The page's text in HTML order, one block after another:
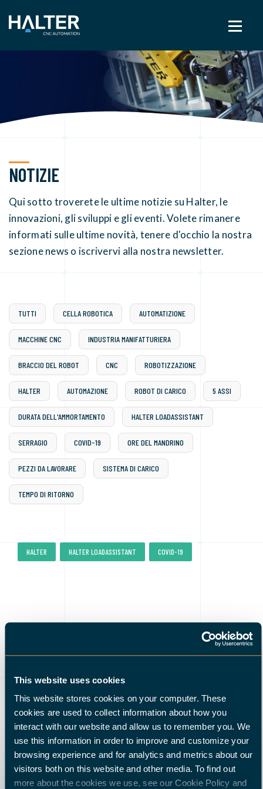
This website uses cookies
This website stores cookies on your computer. These
cookies are used to collect information about how you
interact with our website and allow us to remember you. We
use this information in order to improve and customize your
browsing experience and for analytics and metrics about our
visitors both on this website and other media. To find out
more about the cookies we use, see our Cookie Policy and
NOTIZIE
Qui sotto troverete le ultime notizie su Halter, le
innovazioni, gli sviluppi e gli eventi. Volete rimanere
informati sulle ultime novità, tenere d'occhio la nostra
sezione news o iscrivervi alla nostra newsletter.
TUTTI CELLA ROBOTICA AUTOMATIZIONE
MACCHINE CNC INDUSTRIA MANIFATTURIERA
BRACCIO DEL ROBOT CNC ROBOTIZZAZIONE
HALTER AUTOMAZIONE ROBOT DI CARICO 5 ASSI
DURATA DELL'AMMORTAMENTO HALTER LOADASSISTANT
SERRAGIO COVID-19 ORE DEL MANDRINO
PEZZI DA LAVORARE SISTEMA DI CARICO
TEMPO DI RITORNO
COVID-19 : Le sfide
dell'industria manifatturiera
LEGGI DI PIÙ
HALTER
,
HALTER LOADASSISTANT
,
COVID-19